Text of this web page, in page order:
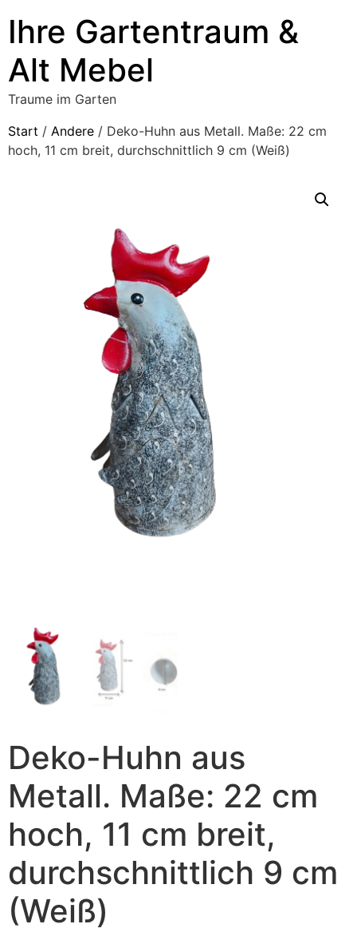
Ihre Gartentraum &
Alt Mebel
Traume im Garten
Start / Andere / Deko-Huhn aus Metall. Maße: 22 cm
hoch, 11 cm breit, durchschnittlich 9 cm (Weiß)
Deko-Huhn aus
Metall. Maße: 22 cm
hoch, 11 cm breit,
durchschnittlich 9 cm
(Weiß)